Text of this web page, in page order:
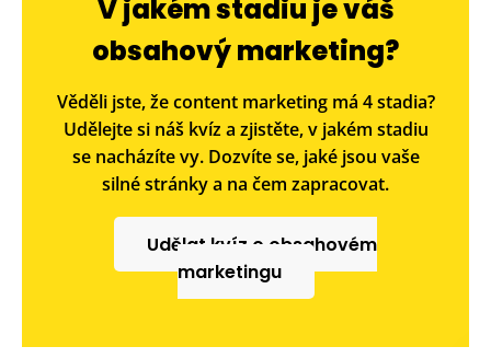
V jakém stadiu je váš
obsahový marketing?
Věděli jste, že content marketing má 4 stadia?
Udělejte si náš kvíz a zjistěte, v jakém stadiu
se nacházíte vy. Dozvíte se, jaké jsou vaše
silné stránky a na čem zapracovat.
Udělat kvíz o obsahovém
marketingu